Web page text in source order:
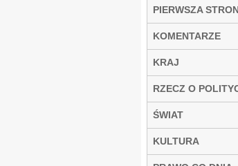
PIERWSZA
KOMENTARZE
KRAJ
RZECZ O
ŚWIAT
KULTURA